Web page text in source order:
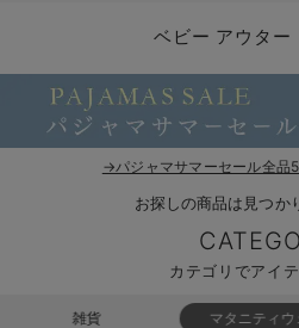
ベビー ブルマ
ベビー スカート
ベビー セットアップ
ベビー 雑貨 小物
ベビー安全グッズ
授乳・調乳・お食事
ベビーの動物なりきり特集
ベビー 夏のお役立ちグッズ特集
【素材別】ベビーロンパース特集
【アウトレット】パジャマ
【アウトレット】インナー
【アウトレット】ベビー
コットン素材
ブラトップ
ベビー アウタ
→パジャマサマーセール全品
お探しの商品は見つか
カテゴリでアイ
雑貨 マタニティウ